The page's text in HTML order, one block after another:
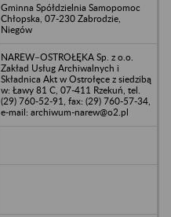
Gminna Spółdzielnia Samopomoc
Chłopska, 07-230 Zabrodzie,
Niegów
NAREW–OSTROŁĘKA Sp. z o.o.
Zakład Usług Archiwalnych i
Składnica Akt w Ostrołęce z siedzibą
w: Ławy 81 C, 07-411 Rzekuń, tel.
(29) 760-52-91, fax: (29) 760-57-34,
e-mail: archiwum-narew@o2.pl